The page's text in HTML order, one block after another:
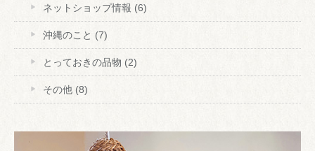
ネットショップ情報 (6)
沖縄のこと (7)
とっておきの品物 (2)
その他 (8)